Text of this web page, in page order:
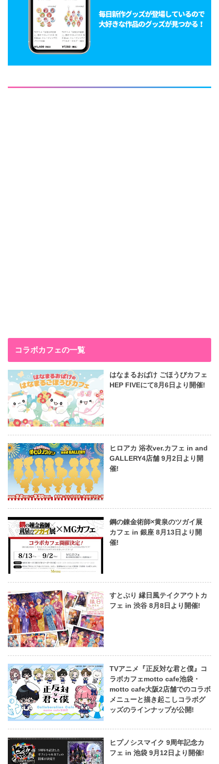
コラボカフェの一覧
はなまるおばけ ごほうびカフェ
HEP FIVEにて8月6日より開催!
ヒロアカ 浴衣ver.カフェ in and
GALLERY4店舗 9月2日より開
催!
鋼の錬金術師×黄泉のツガイ展
カフェ in 銀座 8月13日より開
催!
すとぷり 縁日風テイクアウトカ
フェ in 渋谷 8月8日より開催!
TVアニメ『正反対な君と僕』コ
ラボカフェmotto cafe池袋・
motto cafe大阪2店舗でのコラボ
メニューと描き起こしコラボグ
ッズのラインナップが公開!
ヒプノシスマイク 9周年記念カ
フェ in 池袋 9月12日より開催!